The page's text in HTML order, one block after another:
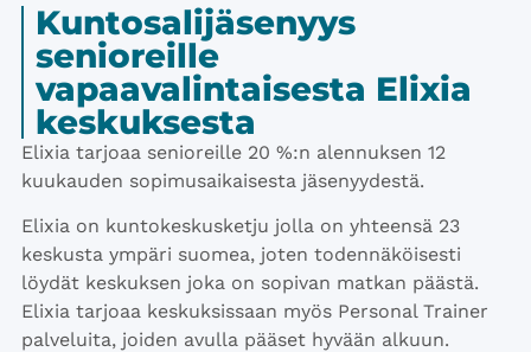
Kuntosalijäsenyys
senioreille
vapaavalintaisesta Elixia
keskuksesta
Elixia tarjoaa senioreille 20 %:n alennuksen 12
kuukauden sopimusaikaisesta jäsenyydestä.
Elixia on kuntokeskusketju jolla on yhteensä 23
keskusta ympäri suomea, joten todennäköisesti
löydät keskuksen joka on sopivan matkan päästä.
Elixia tarjoaa keskuksissaan myös Personal Trainer
palveluita, joiden avulla pääset hyvään alkuun.